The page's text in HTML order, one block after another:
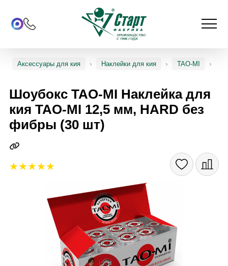
Аксессуары для кия Наклейки для кия TAO-MI
Шоубокс TAO-MI Наклейка для
кия TAO-MI 12,5 мм, HARD без
фибры (30 шт)